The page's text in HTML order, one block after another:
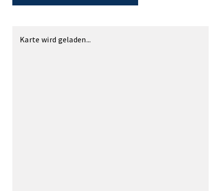
Karte wird geladen...